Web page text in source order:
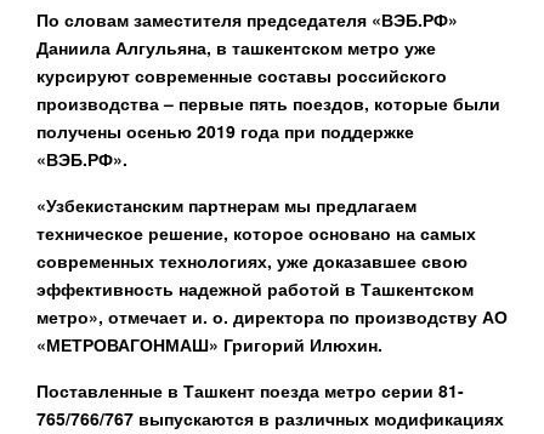
По словам заместителя председателя «ВЭБ.РФ»
Даниила Алгульяна, в ташкентском метро уже
курсируют современные составы российского
производства – первые пять поездов, которые были
получены осенью 2019 года при поддержке
«ВЭБ.РФ».
«Узбекистанским партнерам мы предлагаем
техническое решение, которое основано на самых
современных технологиях, уже доказавшее свою
эффективность надежной работой в Ташкентском
метро», отмечает и. о. директора по производству АО
«МЕТРОВАГОНМАШ» Григорий Илюхин.
Поставленные в Ташкент поезда метро серии 81-
765/766/767 выпускаются в различных модификациях